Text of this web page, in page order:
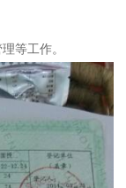
等工作。